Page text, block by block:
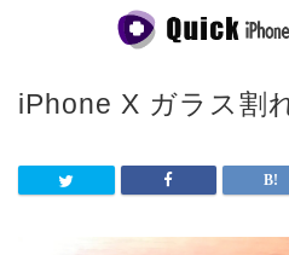
iPhone X ガラス割